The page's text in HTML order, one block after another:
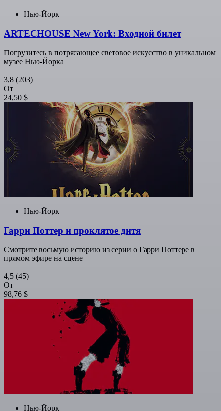
Нью-Йорк
ARTECHOUSE New York: Входной билет
Погрузитесь в потрясающее световое искусство в уникальном
музее Нью-Йорка
3,8 (203)
От
24,50 $
Нью-Йорк
Гарри Поттер и проклятое дитя
Смотрите восьмую историю из серии о Гарри Поттере в
прямом эфире на сцене
4,5 (45)
От
98,76 $
Нью-Йорк